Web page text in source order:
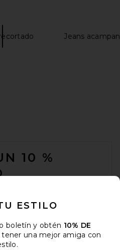
Jeans
10 %
momento.
ESTILO
boletín y obtén 10% DE
tener una mejor amiga con